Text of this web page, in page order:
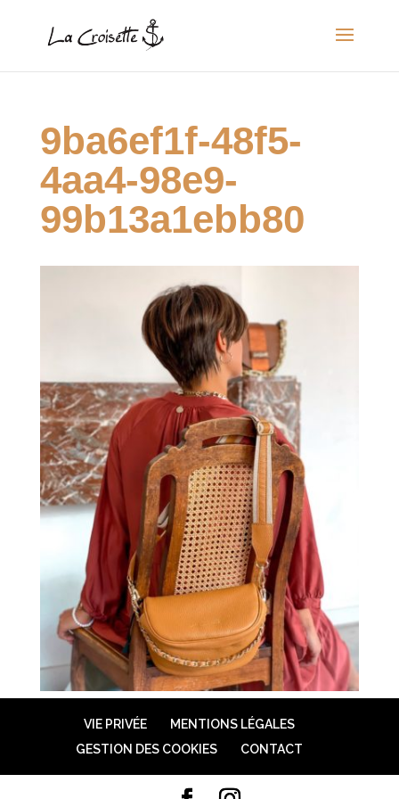
9ba6ef1f-48f5-
4aa4-98e9-
99b13a1ebb80
VIE PRIVÉE
MENTIONS LÉGALES
GESTION DES COOKIES
CONTACT